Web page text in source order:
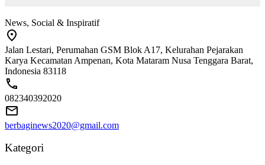
News, Social & Inspiratif
Jalan Lestari, Perumahan GSM Blok A17, Kelurahan Pejarakan
Karya Kecamatan Ampenan, Kota Mataram Nusa Tenggara Barat,
Indonesia 83118
082340392020
berbaginews2020@gmail.com
Kategori